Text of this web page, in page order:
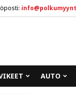
AUTO